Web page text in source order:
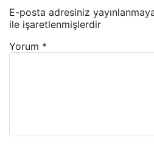
E-posta adresiniz
ile işaretlenmişlerdir
Yorum *